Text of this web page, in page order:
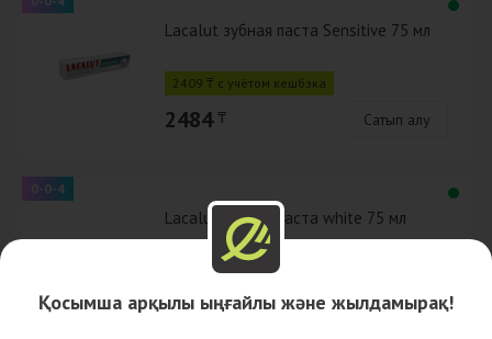
Lacalut зубная паста Sensitive 75 мл
2409 ₸ с учётом кешбэка
2484 ₸ Сатып алу
0-0-4
Lacalut зубная паста white 75 мл
2590 ₸ с учётом кешбэка
2670 ₸ Сатып алу
Қосымша арқылы ыңғайлы және жылдамырақ!